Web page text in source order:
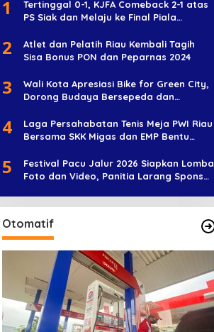
1
Tertinggal 0-1, KJFA Comeback 2-1 atas
PS Siak dan Melaju ke Final Piala
2
Atlet dan Pelatih Riau Kembali Tagih
Sisa Bonus PON dan Peparnas 2024
3
Wali Kota Apresiasi Bike for Green City,
Dorong Budaya Bersepeda dan
4
Laga Persahabatan Tenis Meja PWI Riau
Bersama SKK Migas dan EMP Bentu
5
Festival Pacu Jalur 2026 Siapkan Lomba
Foto dan Video, Panitia Larang Sponsor
Otomatif